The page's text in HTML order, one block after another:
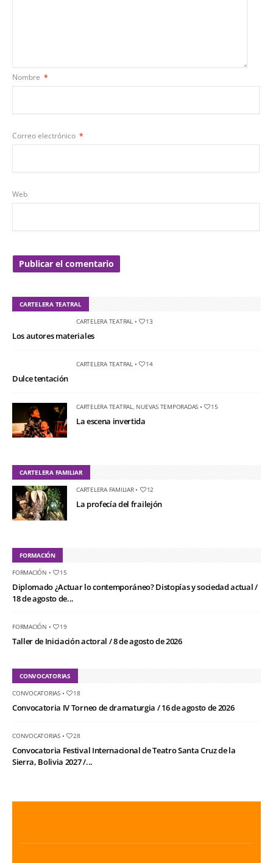
Nombre *
Correo electrónico *
Web
CARTELERA TEATRAL
CARTELERA TEATRAL• 13
Los autores materiales
CARTELERA TEATRAL• 14
Dulce tentación
CARTELERA TEATRAL, NUEVAS TEMPORADAS • 15
La escena invertida
CARTELERA FAMILIAR
CARTELERA FAMILIAR• 12
La profecía del frailejón
FORMACIÓN
FORMACIÓN • 15
Diplomado ¿Actuar lo contemporáneo? Distopías y sociedad actual /
18 de agosto de...
FORMACIÓN • 19
Taller de Iniciación actoral / 8 de agosto de 2026
CONVOCATORIAS
CONVOCATORIAS• 18
Convocatoria IV Torneo de dramaturgia / 16 de agosto de 2026
CONVOCATORIAS• 28
Convocatoria Festival Internacional de Teatro Santa Cruz de la
Sierra, Bolivia 2027 /...